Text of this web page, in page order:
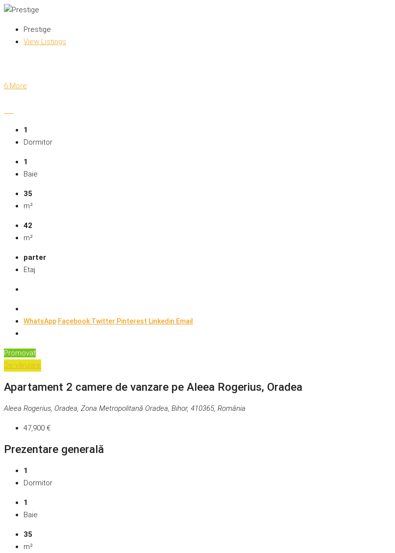
Prestige
View Listings
6 More
1
Dormitor
1
Baie
35
m²
42
m²
parter
Etaj
WhatsApp FacebookTwitter Pinterest Linkedin Email
Promovat
De vânzare
Apartament 2 camere de vanzare pe Aleea Rogerius, Oradea
Aleea Rogerius, Oradea, Zona Metropolitană Oradea, Bihor, 410365, România
47,900 €
Prezentare generală
1
Dormitor
1
Baie
35
m²